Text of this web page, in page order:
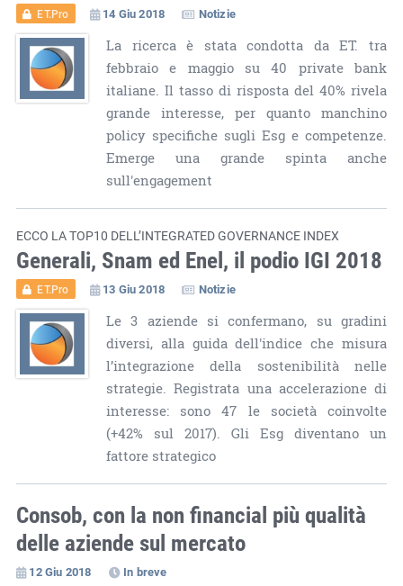
ET.Pro 14 Giu 2018 Notizie
La ricerca è stata condotta da ET. tra
febbraio e maggio su 40 private bank
italiane. Il tasso di risposta del 40% rivela
grande interesse, per quanto manchino
policy specifiche sugli Esg e competenze.
Emerge una grande spinta anche
sull'engagement
ECCO LA TOP10 DELL’INTEGRATED GOVERNANCE INDEX
Generali, Snam ed Enel, il podio IGI 2018
ET.Pro 13 Giu 2018 Notizie
Le 3 aziende si confermano, su gradini
diversi, alla guida dell'indice che misura
l’integrazione della sostenibilità nelle
strategie. Registrata una accelerazione di
interesse: sono 47 le società coinvolte
(+42% sul 2017). Gli Esg diventano un
fattore strategico
Consob, con la non financial più qualità
delle aziende sul mercato
12 Giu 2018 In breve